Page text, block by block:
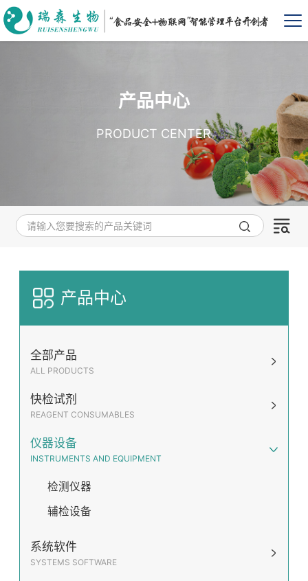
产品中心
PRODUCT CENTER
产品中心
全部产品
ALL PRODUCTS
快检试剂
REAGENT CONSUMABLES
仪器设备
INSTRUMENTS AND EQUIPMENT
检测仪器
辅检设备
系统软件
SYSTEMS SOFTWARE